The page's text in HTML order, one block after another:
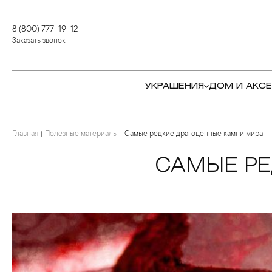
8 (800) 777-19-12
Заказать звонок
УКРАШЕНИЯ
КОЛЬЦА
ЦЕПИ
ДОМ И
СТОЛОВЫЕ ПРИБОРЫ
ДЕТЯМ
КОЛЬЦА
КАМНЕРЕЗНОЕ
ИСКУССТВО
Главная Полезные материалы Самые редкие драгоценные камни мира
САМЫЕ